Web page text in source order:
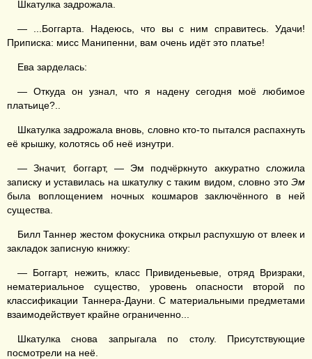
Шкатулка задрожала.
— ...Боггарта. Надеюсь, что вы с ним справитесь. Удачи!
Приписка: мисс Манипенни, вам очень идёт это платье!
Ева зарделась:
— Откуда он узнал, что я надену сегодня моё любимое
платьице?..
Шкатулка задрожала вновь, словно кто-то пытался распахнуть
её крышку, колотясь об неё изнутри.
— Значит, боггарт, — Эм подчёркнуто аккуратно сложила
записку и уставилась на шкатулку с таким видом, словно это Эм
была воплощением ночных кошмаров заключённого в ней
существа.
Билл Таннер жестом фокусника открыл распухшую от влеек и
закладок записную книжку:
— Боггарт, нежить, класс Привиденьевые, отряд Вризраки,
нематериальное существо, уровень опасности второй по
классификации Таннера-Дауни. С материальными предметами
взаимодействует крайне ограниченно...
Шкатулка снова запрыгала по столу. Присутствующие
посмотрели на неё.